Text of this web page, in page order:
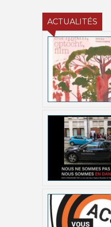
ACTUALITÉS